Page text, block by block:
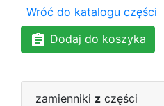
Wróć do katalogu części
Dodaj do koszyka
zamienniki z części